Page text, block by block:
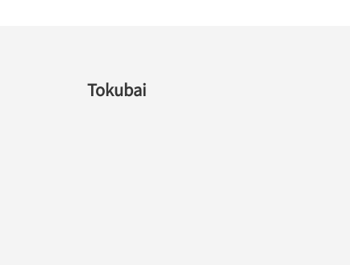
Tokubai